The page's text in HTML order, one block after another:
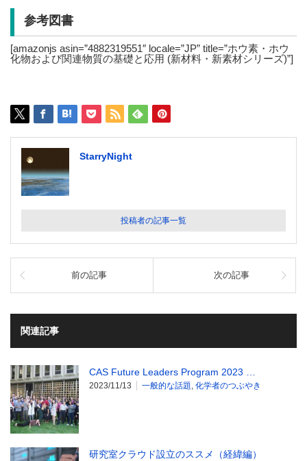
参考図書
[amazonjs asin=”4882319551″ locale=”JP” title=”ホウ素・ホウ
化物および関連物質の基礎と応用 (新材料・新素材シリーズ)”]
StarryNight
投稿者の記事一覧
前の記事 次の記事
関連記事
CAS Future Leaders Program 2023 …
2023/11/13 一般的な話題, 化学者のつぶやき
研究室クラウド設立のススメ（経緯編）